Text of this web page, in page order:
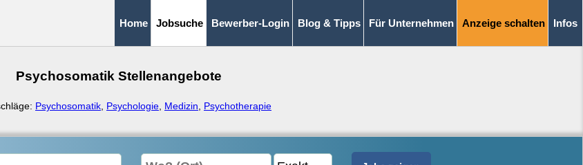
Home Jobsuche Bewerber-Login Blog & Tipps Für Unternehmen Anzeige schalten Infos
Psychosomatik Stellenangebote
Psychosomatik Psychologie Medizin Psychotherapie